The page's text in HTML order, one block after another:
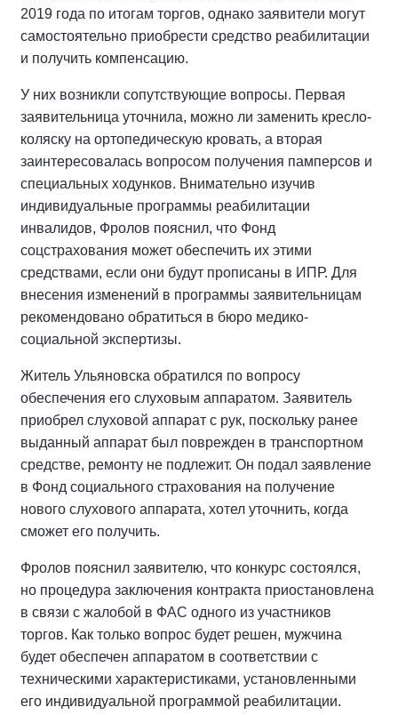
2019 года по итогам торгов, однако заявители могут
самостоятельно приобрести средство реабилитации
и получить компенсацию.
У них возникли сопутствующие вопросы. Первая
заявительница уточнила, можно ли заменить кресло-
коляску на ортопедическую кровать, а вторая
заинтересовалась вопросом получения памперсов и
специальных ходунков. Внимательно изучив
индивидуальные программы реабилитации
инвалидов, Фролов пояснил, что Фонд
соцстрахования может обеспечить их этими
средствами, если они будут прописаны в ИПР. Для
внесения изменений в программы заявительницам
рекомендовано обратиться в бюро медико-
социальной экспертизы.
Житель Ульяновска обратился по вопросу
обеспечения его слуховым аппаратом. Заявитель
приобрел слуховой аппарат с рук, поскольку ранее
выданный аппарат был поврежден в транспортном
средстве, ремонту не подлежит. Он подал заявление
в Фонд социального страхования на получение
нового слухового аппарата, хотел уточнить, когда
сможет его получить.
Фролов пояснил заявителю, что конкурс состоялся,
но процедура заключения контракта приостановлена
в связи с жалобой в ФАС одного из участников
торгов. Как только вопрос будет решен, мужчина
будет обеспечен аппаратом в соответствии с
техническими характеристиками, установленными
его индивидуальной программой реабилитации.